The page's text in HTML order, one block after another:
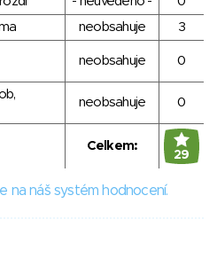
neobsahuje
3
neobsahuje 0
neobsahuje 0
Celkem:
29
na náš systém hodnocení.